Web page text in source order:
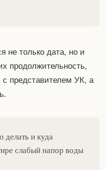
не только дата, но и
продолжительность,
представителем УК, а
делать и куда
слабый напор воды